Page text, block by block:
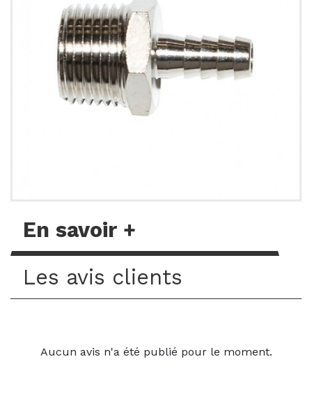
En savoir +
Les avis clients
Aucun avis n'a été publié pour le moment.